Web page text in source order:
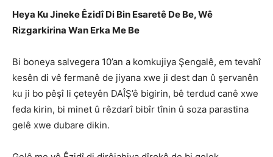
Heya Ku Jineke Êzidî Di Bin Esaretê De Be, Wê
Rizgarkirina Wan Erka Me Be
Bi boneya salvegera 10’an a komkujiya Şengalê, em tevahî
kesên di vê fermanê de jiyana xwe ji dest dan û şervanên
ku ji bo pêşî li çeteyên DAÎŞ’ê bigirin, bê terdud canê xwe
feda kirin, bi minet û rêzdarî bibîr tînin û soza parastina
gelê xwe dubare dikin.